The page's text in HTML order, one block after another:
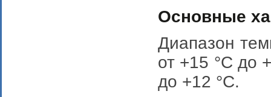
Основные
Диапазон
от +15 °С до
до +12 °С.